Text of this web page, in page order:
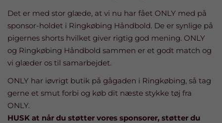
Det er med stor glæde, at vi nu har fået ONLY med på
sponsor-holdet i Ringkøbing Håndbold. De er synlige på
pigernes shorts hvilket giver rigtig god mening. ONLY
og Ringkøbing Håndbold sammen er et godt match og
vi glæder os til samarbejdet.
ONLY har iøvrigt butik på gågaden i Ringkøbing, så tag
gerne et smut forbi og køb dit næste stykke tøj fra
ONLY.
HUSK at når du støtter vores sponsorer, støtter du